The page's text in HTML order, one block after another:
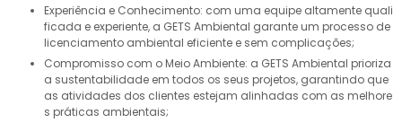
Experiência e Conhecimento: com uma equipe altamente quali
ficada e experiente, a GETS Ambiental garante um processo de
licenciamento ambiental eficiente e sem complicações;
Compromisso com o Meio Ambiente: a GETS Ambiental prioriza
a sustentabilidade em todos os seus projetos, garantindo que
as atividades dos clientes estejam alinhadas com as melhore
s práticas ambientais;